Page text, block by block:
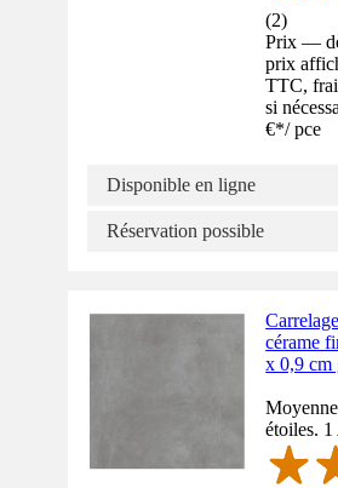
(2)
Prix —
prix
TTC,
si
€*/ pce
Disponible en ligne
Réservation possible
cérame
x 0,9 cm
étoiles.